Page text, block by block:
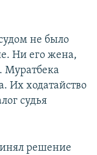
не было
Ни его жена,
Муратбека
Их ходатайство
судья
решение